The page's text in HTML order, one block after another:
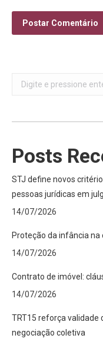
Postar Comentário
Search:
Posts
STJ define novos
pessoas jurídicas em
14/07/2026
Proteção da infância na
14/07/2026
Contrato de imóvel:
14/07/2026
TRT15 reforça validade
negociação coletiva